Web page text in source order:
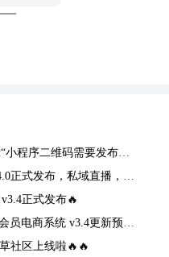
发布正式版后才能获取到”解决办法
布，私域直播，边看边买！
正式发布🔥
电商系统 v3.4更新预告🔥
社区上线啦🔥🔥